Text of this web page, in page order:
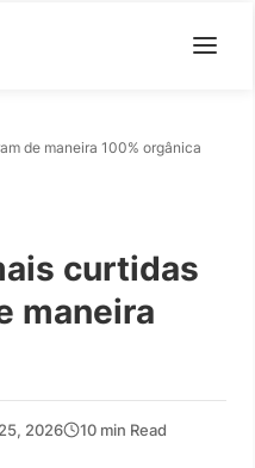
de maneira 100% orgânica
curtidas
maneira
2026 10 min Read